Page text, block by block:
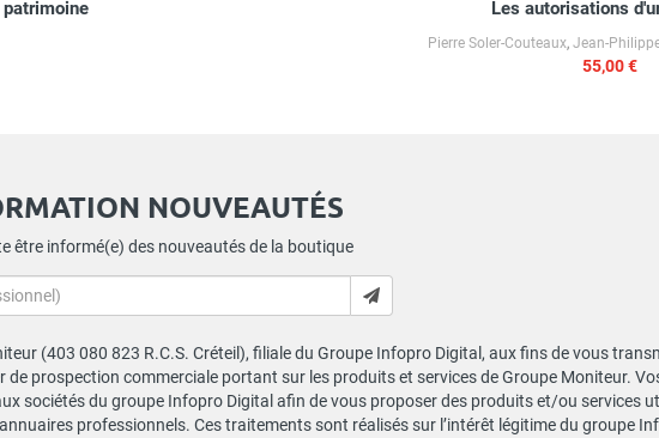
Les autorisations
Pierre Soler-Couteaux,Jean-
55,00 €
NOUVEAUTÉS
être informé(e) des nouveautés de la boutique
(403 080 823 R.C.S. Créteil), filiale du Groupe Infopro Digital, aux fins de vous
prospection commerciale portant sur les produits et services de Groupe Moniteur.
sociétés du groupe Infopro Digital afin de vous proposer des produits et/ou services
professionnels. Ces traitements sont réalisés sur l’intérêt légitime du groupe